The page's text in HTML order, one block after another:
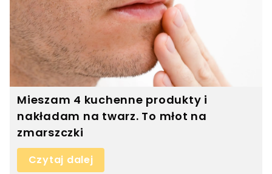
Mieszam 4 kuchenne produkty i
nakładam na twarz. To młot na
zmarszczki
Czytaj dalej